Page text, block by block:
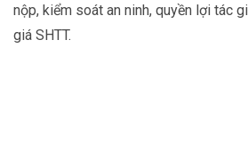
nộp, kiểm soát an ninh, quyền lợi tác
giá SHTT.